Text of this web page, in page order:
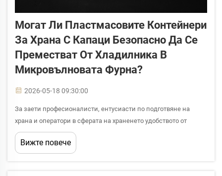
Могат Ли Пластмасовите Контейнери
За Храна С Капаци Безопасно Да Се
Преместват От Хладилника В
Микровълновата Фурна?
2026-05-18 09:30:00
За заети професионалисти, ентусиасти по подготвяне на
храна и оператори в сферата на храненето удобството от
директното преместване на пластмасовите контейнери за
храна с капаци от хладилника в микровълновата фурна е
неоспоримо. Тази практика обаче поражда критични въпроси
Вижте повече